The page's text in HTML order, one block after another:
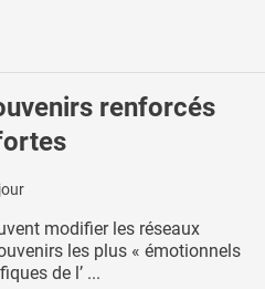
renforcés
modifier les réseaux
les plus « émotionnels
de l’ ...